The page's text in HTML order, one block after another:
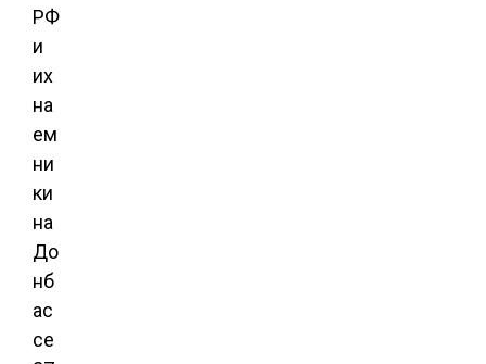
РФ
и
их
на
ем
ни
ки
на
До
нб
ас
се